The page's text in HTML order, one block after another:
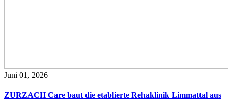
Juni 01, 2026
ZURZACH Care baut die etablierte Rehaklinik Limmattal aus